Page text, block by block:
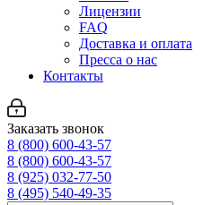
Лицензии
FAQ
Доставка и оплата
Пресса о нас
Контакты
Заказать звонок
8 (800) 600-43-57
8 (800) 600-43-57
8 (925) 032-77-50
8 (495) 540-49-35